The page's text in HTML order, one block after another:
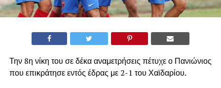
Την 8η νίκη του σε δέκα αναμετρήσεις πέτυχε ο Πανιώνιος
που επικράτησε εντός έδρας με 2-1 του Χαϊδαρίου.